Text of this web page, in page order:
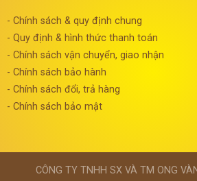
- Chính sách & quy định chung
- Quy định & hình thức thanh toán
- Chính sách vận chuyển, giao nhận
- Chính sách bảo hành
- Chính sách đổi, trả hàng
- Chính sách bảo mật
CÔNG TY TNHH SX VÀ TM ONG